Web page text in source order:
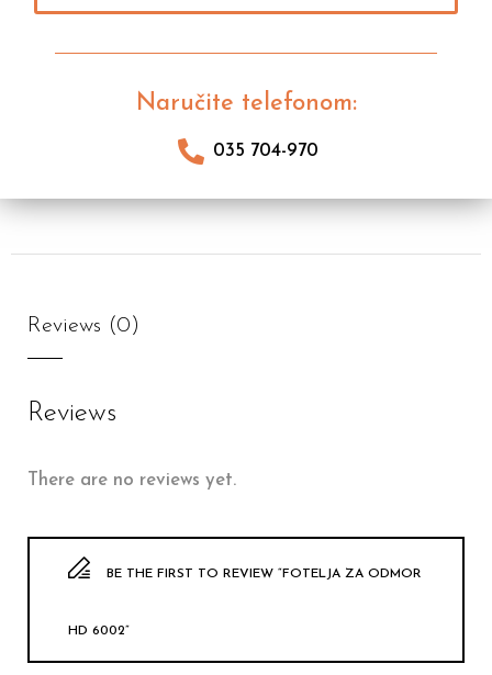
Naručite telefonom:
035 704-970
Reviews (0)
Reviews
There are no reviews yet.
BE THE FIRST TO REVIEW “FOTELJA ZA ODMOR
HD 6002”